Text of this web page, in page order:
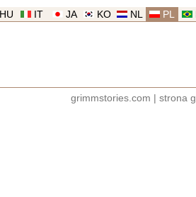
PL
NL
KO
JA
IT
HU
grimmstories.com strona